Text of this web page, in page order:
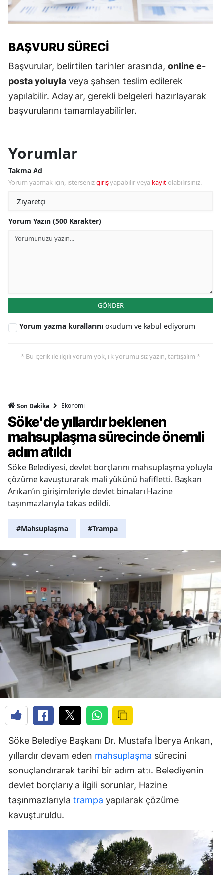
BAŞVURU SÜRECI
Başvurular, belirtilen tarihler arasında, online e-
posta yoluyla veya şahsen teslim edilerek
yapılabilir. Adaylar, gerekli belgeleri hazırlayarak
başvurularını tamamlayabilirler.
Yorumlar
Takma Ad
Yorum yapmak için, istersenizgirişyapabilir veya kayıt olabilirsiniz.
Yorum Yazın (500 Karakter)
GÖNDER
Yorum yazma kurallarını okudum ve kabul ediyorum
* Bu içerik ile ilgili yorum yok, ilk yorumu siz yazın, tartışalım *
Son Dakika Ekonomi
Söke'de yıllardır beklenen
mahsuplaşma sürecinde önemli
adım atıldı
Söke Belediyesi, devlet borçlarını mahsuplaşma yoluyla
çözüme kavuşturarak mali yükünü hafifletti. Başkan
Arıkan’ın girişimleriyle devlet binaları Hazine
taşınmazlarıyla takas edildi.
#Mahsuplaşma #Trampa
Söke Belediye Başkanı Dr. Mustafa İberya Arıkan,
yıllardır devam eden mahsuplaşma sürecini
sonuçlandırarak tarihi bir adım attı. Belediyenin
devlet borçlarıyla ilgili sorunlar, Hazine
taşınmazlarıyla trampa yapılarak çözüme
kavuşturuldu.